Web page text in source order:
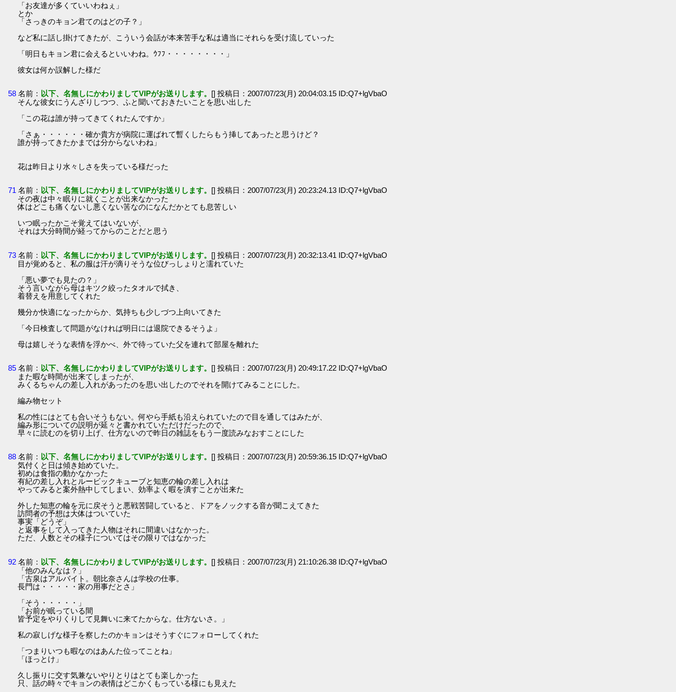
「お友達が多くていいわねぇ」
とか
「さっきのキョン君てのはどの子？」
など私に話し掛けてきたが、こういう会話が本来苦手な私は適当にそれらを受け流していった
「明日もキョン君に会えるといいわね。ｳﾌﾌ・・・・・・・・」
彼女は何か誤解した様だ
58 名前： 以下、名無しにかわりましてVIPがお送りします。 [] 投稿日：2007/07/23(月) 20:04:03.15 ID:Q7+lgVbaO
そんな彼女にうんざりしつつ、ふと聞いておきたいことを思い出した
「この花は誰が持ってきてくれたんですか」
「さぁ・・・・・・確か貴方が病院に運ばれて暫くしたらもう挿してあったと思うけど？
誰が持ってきたかまでは分からないわね」
花は昨日より水々しさを失っている様だった
71 名前： 以下、名無しにかわりましてVIPがお送りします。 [] 投稿日：2007/07/23(月) 20:23:24.13 ID:Q7+lgVbaO
その夜は中々眠りに就くことが出来なかった
体はどこも痛くないし悪くない筈なのになんだかとても息苦しい
いつ眠ったかこそ覚えてはいないが、
それは大分時間が経ってからのことだと思う
73 名前： 以下、名無しにかわりましてVIPがお送りします。 [] 投稿日：2007/07/23(月) 20:32:13.41 ID:Q7+lgVbaO
目が覚めると、私の服は汗が滴りそうな位びっしょりと濡れていた
「悪い夢でも見たの？」
そう言いながら母はキツク絞ったタオルで拭き、
着替えを用意してくれた
幾分か快適になったからか、気持ちも少しづつ上向いてきた
「今日検査して問題がなければ明日には退院できるそうよ」
母は嬉しそうな表情を浮かべ、外で待っていた父を連れて部屋を離れた
85 名前： 以下、名無しにかわりましてVIPがお送りします。 [] 投稿日：2007/07/23(月) 20:49:17.22 ID:Q7+lgVbaO
また暇な時間が出来てしまったが、
みくるちゃんの差し入れがあったのを思い出したのでそれを開けてみることにした。
編み物セット
私の性にはとても合いそうもない。何やら手紙も沿えられていたので目を通してはみたが、
編み形についての説明が延々と書かれていただけだったので、
早々に読むのを切り上げ、仕方ないので昨日の雑誌をもう一度読みなおすことにした
88 名前： 以下、名無しにかわりましてVIPがお送りします。 [] 投稿日：2007/07/23(月) 20:59:36.15 ID:Q7+lgVbaO
気付くと日は傾き始めていた。
初めは食指の動かなかった
有紀の差し入れとルービックキューブと知恵の輪の差し入れは
やってみると案外熱中してしまい、効率よく暇を潰すことが出来た
外した知恵の輪を元に戻そうと悪戦苦闘していると、ドアをノックする音が聞こえてきた
訪問者の予想は大体はついていた
事実「どうぞ」
と返事をして入ってきた人物はそれに間違いはなかった。
ただ、人数とその様子についてはその限りではなかった
92 名前： 以下、名無しにかわりましてVIPがお送りします。 [] 投稿日：2007/07/23(月) 21:10:26.38 ID:Q7+lgVbaO
「他のみんなは？」
「古泉はアルバイト。朝比奈さんは学校の仕事。
長門は・・・・・家の用事だとさ」
「そう・・・・・」
「お前が眠っている間
皆予定をやりくりして見舞いに来てたからな。仕方ないさ。」
私の寂しげな様子を察したのかキョンはそうすぐにフォローしてくれた
「つまりいつも暇なのはあんた位ってことね」
「ほっとけ」
久し振りに交す気兼ないやりとりはとても楽しかった
只、話の時々でキョンの表情はどこかくもっている様にも見えた